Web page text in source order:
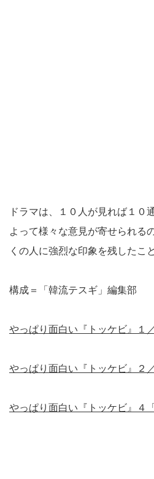
ドラマは、１０人が見れば１０
よって様々な意見が寄せられる
くの人に強烈な印象を残したこ
構成＝「韓流テスギ」編集部
やっぱり面白い『トッケビ』１
やっぱり面白い『トッケビ』２
やっぱり面白い『トッケビ』４